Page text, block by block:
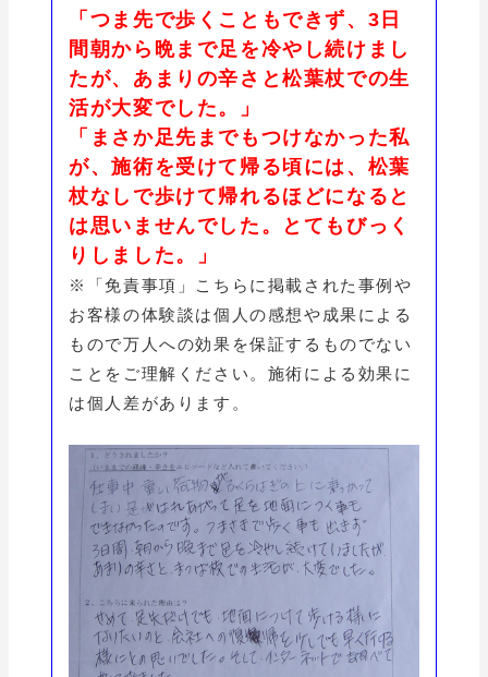
「つま先で歩くこともできず、3日
間朝から晩まで足を冷やし続けまし
たが、あまりの辛さと松葉杖での生
活が大変でした。」
「まさか足先までもつけなかった私
が、施術を受けて帰る頃には、松葉
杖なしで歩けて帰れるほどになると
は思いませんでした。とてもびっく
りしました。」
※「免責事項」こちらに掲載された事例や
お客様の体験談は個人の感想や成果による
もので万人への効果を保証するものでない
ことをご理解ください。施術による効果に
は個人差があります。